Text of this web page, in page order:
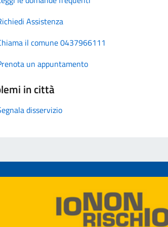
Assistenza
il comune 0437966111
un appuntamento
in città
disservizio